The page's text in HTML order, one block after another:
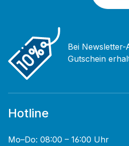
Bei Newsletter-
Gutschein
Hotline
Mo–Do: 08:00 – 16:00 Uhr